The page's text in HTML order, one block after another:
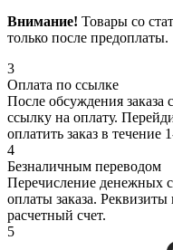
Внимание! Товары со
только после предоплаты.
3
Оплата по ссылке
После обсуждения
ссылку на оплату.
оплатить заказ в течение
4
Безналичным переводом
Перечисление денежных
оплаты заказа.
расчетный счет.
5